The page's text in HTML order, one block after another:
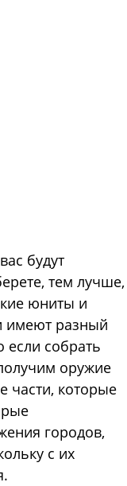
будут
тем лучше,
юниты и
имеют разный
если собрать
оружие
части, которые
городов,
с их